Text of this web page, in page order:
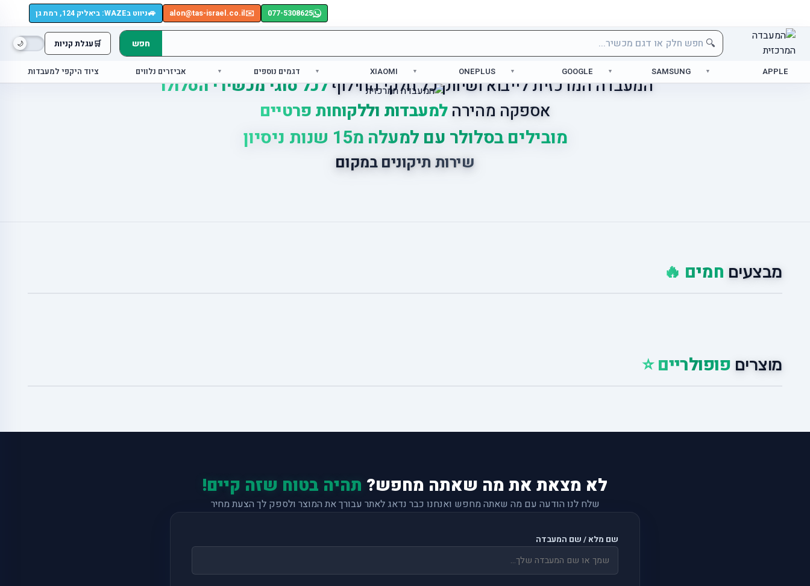
077-5308625
✉️
alon@tas-israel.co.il
🚙ניווט בWAZE: ביאליק 124, רמת גן
🛒עגלת קניות 🔍 חפש
APPLE
SAMSUNG
GOOGLE
ONEPLUS
XIAOMI דגמים נוספים אביזרים נלווים ציוד היקפי למעבדות
המעבדה המרכזית לייבוא ושיווק כל חלקי החילוףלכל סוגי מכשירי הסלולר
אספקה מהירהלמעבדות וללקוחות פרטיים
מובילים בסלולר עם למעלה מ15 שנות ניסיון
שירות תיקונים במקום
מבצעים חמים 🔥
מוצרים פופולריים ⭐
לא מצאת את מה שאתה מחפש? תהיה בטוח שזה קיים!
שלח לנו הודעה עם מה שאתה מחפש ואנחנו כבר נדאג לאתר עבורך את המוצר ולספק לך הצעת מחיר
שם מלא / שם המעבדה